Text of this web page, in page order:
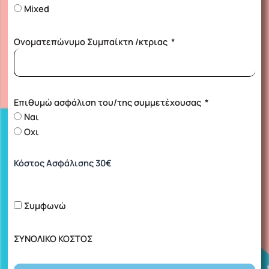
Mixed
Ονοματεπώνυμο Συμπαίκτη /κτριας
Επιθυμώ ασφάλιση του/της συμμετέχουσας
Ναι
Οχι
Κόστος Ασφάλισης 30€
Συμφωνώ
ΣΥΝΟΛΙΚΟ ΚΟΣΤΟΣ